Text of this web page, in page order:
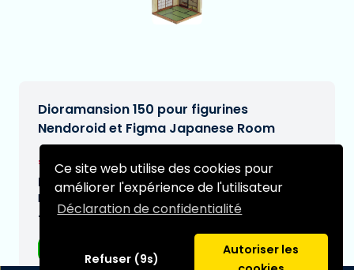
Ce site web utilise des cookies pour
améliorer l'expérience de l'utilisateur
Déclaration de confidentialité
Refuser (9s)
Autoriser les
Dioramansion 150 pour figurines
Nendoroid et Figma Japanese Room
€27,99 [Sous réserve de modifications]
Date de livraison prévue:
N/A
Type:
Figurines d'anime